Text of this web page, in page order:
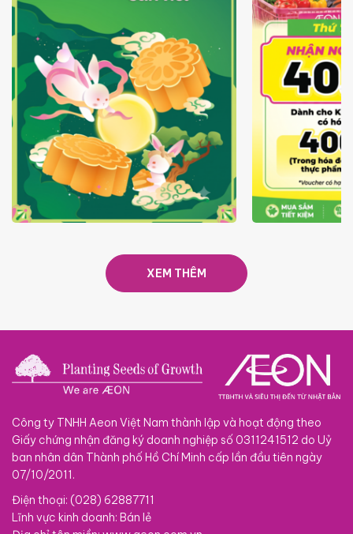
TRAO TẾT TRĂNG TRÒN GẮN
GIÁ LUÔN
XEM THÊM
Công ty TNHH Aeon Việt Nam thành lập và hoạt động theo
Giấy chứng nhận đăng ký doanh nghiệp số 0311241512 do Uỷ
ban nhân dân Thành phố Hồ Chí Minh cấp lần đầu tiên ngày
07/10/2011.
Điện thoại: (028) 62887711
Lĩnh vực kinh doanh: Bán lẻ